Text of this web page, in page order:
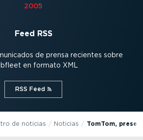
2005
Feed RSS
de prensa recientes sobre
en formato XML
RSS Feed⁠
de noticias Noticias TomTom,